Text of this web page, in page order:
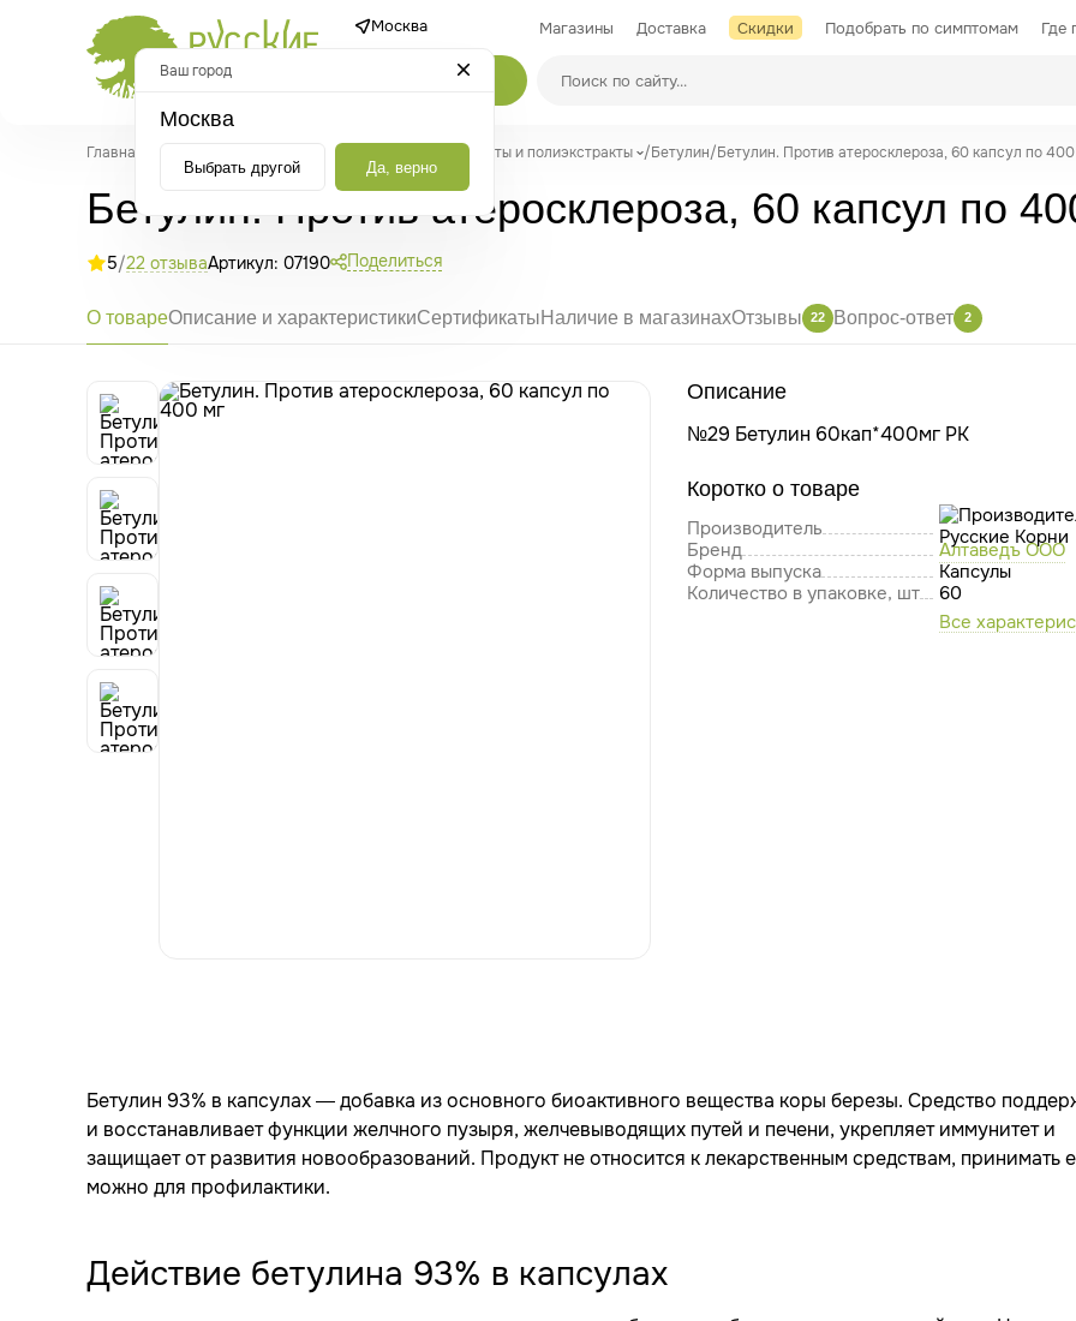
Москва Магазины Доставка Скидки Подобрать по симптомам Где
Производители
Каталог
Главная Настойки, соки и экстракты Экстракты и полиэкстракты /Бетулин/Бетулин. Против атеросклероза, 60 капсул по
Бетулин. Против атеросклероза, 60 капсул по
5/22 отзываАртикул: 07190 Поделиться
О товареОписание и характеристикиСертификатыНаличие в магазинахОтзывы 22 Вопрос-ответ 2
Описание
№29 Бетулин 60кап*400мг РК
Коротко о товаре
Производитель
Бренд
Алтаведъ ООО
Форма выпуска
Капсулы
Количество в упаковке, шт
60
Все
Бетулин 93% в капсулах — добавка из основного биоактивного вещества коры березы. Средство
и восстанавливает функции желчного пузыря, желчевыводящих путей и печени, укрепляет иммунитет и
защищает от развития новообразований. Продукт не относится к лекарственным средствам, принимать
можно для профилактики.
Действие бетулина 93% в капсулах
Ваш город
Москва
Выбрать другой Да, верно